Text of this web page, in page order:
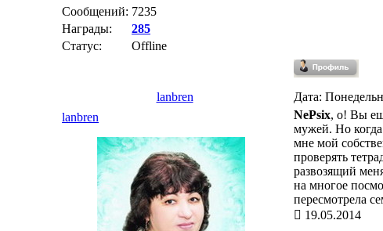
Сообщений: 7235
Награды:
285
Статус:
Offline
lanbren Дата:
lanbren
NePsix, о! Вы
мужей. Но когда
мне мой
проверять
развозящий
на многое
пересмотрела
19.05.2014